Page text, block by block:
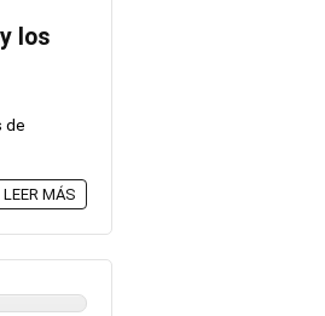
los
de
LEER MÁS